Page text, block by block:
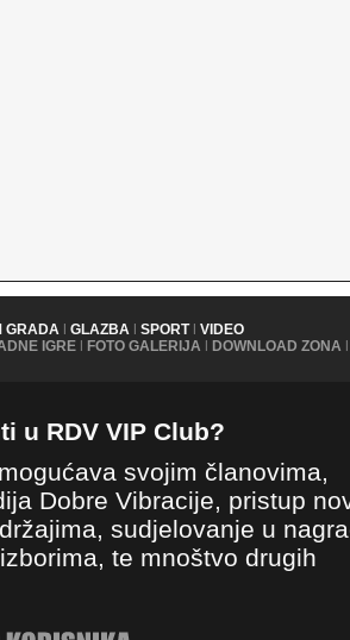
GRADA | GLAZBA | SPORT | VIDEO
IGRE | FOTO GALERIJA | DOWNLOAD ZONA |
u RDV VIP Club?
svojim članovima,
Dobre Vibracije, pristup
sudjelovanje u
te mnoštvo drugih